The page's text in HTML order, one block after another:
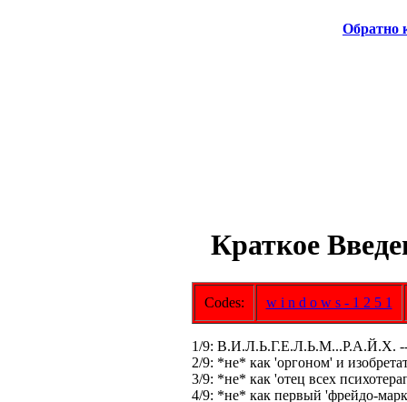
Обратно
Краткое
Codes: w i n d o w s - 1 2 5 1
1/9: В.И.Л.Ь.Г.Е.Л.Ь.М...Р.А.Й.Х. --
2/9: *не* как 'оргоном' и
3/9: *не* как 'отец всех
4/9: *не* как первый 'фрейдо-